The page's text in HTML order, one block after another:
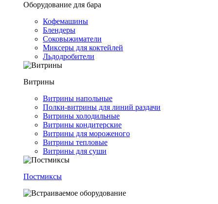
Оборудование для бара
Кофемашины
Блендеры
Соковыжиматели
Миксеры для коктейлей
Льдодробители
Витрины
Витрины напольные
Полки-витрины для линий раздачи
Витрины холодильные
Витрины кондитерские
Витрины для мороженого
Витрины тепловые
Витрины для суши
Постмиксы